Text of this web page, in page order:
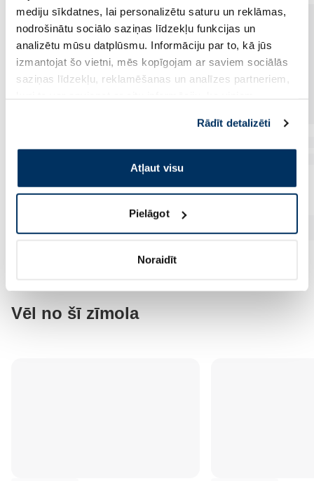
mediju sīkdatnes, lai personalizētu saturu un reklāmas,
nodrošinātu sociālo saziņas līdzekļu funkcijas un
analizētu mūsu datplūsmu. Informāciju par to, kā jūs
izmantojat šo vietni, mēs kopīgojam ar saviem sociālās
saziņas līdzekļu, reklamēšanas un analīzes partneriem,
pakalpojumus. Ja piekrītat šo papildu sīkdatņu
izmantošanai, lūdzu, atzīmējiet savu izvēli:
Rādīt detalizēti
Atļaut visu
Pielāgot
Noraidīt
Vēl no šī zīmola